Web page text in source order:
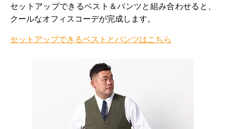
セットアップできるベスト＆パンツと組み合わせると、
クールなオフィスコーデが完成します。
セットアップできるベストとパンツはこちら